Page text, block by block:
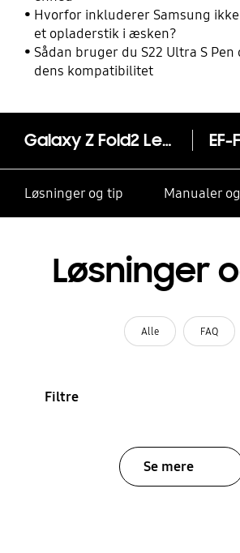
Hvorfor inkluderer Samsung
et opladerstik i æsken?
Sådan bruger du S22 Ultra S
dens kompatibilitet
Galaxy Z Fold2 Leather Flip cover EF-
Løsninger og tip Manualer
Løsninger
Alle FAQ
Filtre
Se mere